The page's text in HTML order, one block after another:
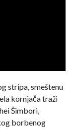
stripa, smeštenu
kornjača traži
Šimbori,
borbenog